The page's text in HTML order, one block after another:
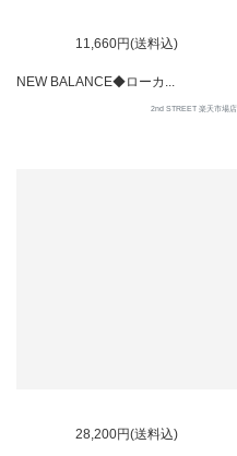
11,660円(送料込)
NEW BALANCE◆ローカ...
2nd STREET 楽天市場店
28,200円(送料込)